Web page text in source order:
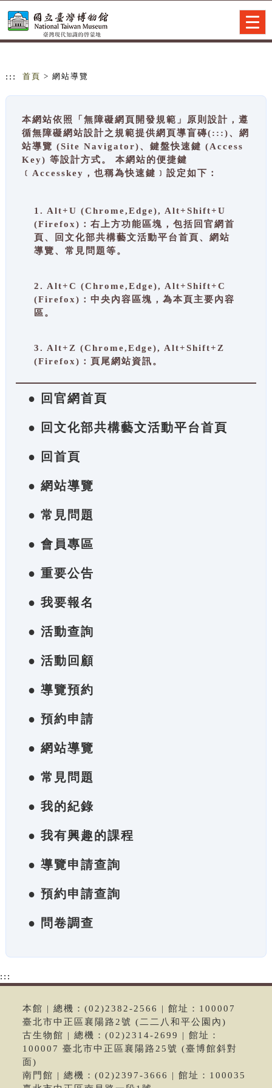
::: 首頁 > 網站導覽
本網站依照「無障礙網頁開發規範」原則設計，遵
循無障礙網站設計之規範提供網頁導盲磚(:::)、網
站導覽 (Site Navigator)、鍵盤快速鍵 (Access
Key) 等設計方式。 本網站的便捷鍵
﹝Accesskey，也稱為快速鍵﹞設定如下：
1. Alt+U (Chrome,Edge), Alt+Shift+U
(Firefox)：右上方功能區塊，包括回官網首
頁、回文化部共構藝文活動平台首頁、網站
導覽、常見問題等。
2. Alt+C (Chrome,Edge), Alt+Shift+C
(Firefox)：中央內容區塊，為本頁主要內容
區。
3. Alt+Z (Chrome,Edge), Alt+Shift+Z
(Firefox)：頁尾網站資訊。
● 回官網首頁
● 回文化部共構藝文活動平台首頁
● 回首頁
● 網站導覽
● 常見問題
● 會員專區
● 重要公告
● 我要報名
● 活動查詢
● 活動回顧
● 導覽預約
● 預約申請
● 網站導覽
● 常見問題
● 我的紀錄
● 我有興趣的課程
● 導覽申請查詢
● 預約申請查詢
● 問卷調查
:::
本館 | 總機：(02)2382-2566 | 館址：100007
臺北市中正區襄陽路2號 (二二八和平公園內)
古生物館 | 總機：(02)2314-2699 | 館址：
100007 臺北市中正區襄陽路25號 (臺博館斜對
面)
南門館 | 總機：(02)2397-3666 | 館址：100035